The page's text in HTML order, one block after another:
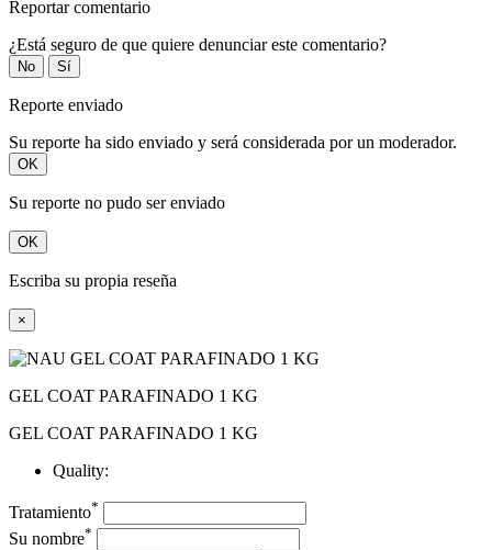
Reportar comentario
¿Está seguro de que quiere denunciar este comentario?
No Sí
Reporte enviado
Su reporte ha sido enviado y será considerada por un moderador.
OK
Su reporte no pudo ser enviado
OK
Escriba su propia reseña
×
GEL COAT PARAFINADO 1 KG
GEL COAT PARAFINADO 1 KG
Quality:
Tratamiento*
Su nombre*